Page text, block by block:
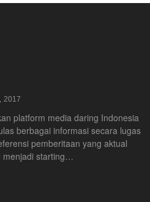
2017
platform media daring Indonesia
berbagai informasi secara lugas
pemberitaan yang aktual
menjadi starting…